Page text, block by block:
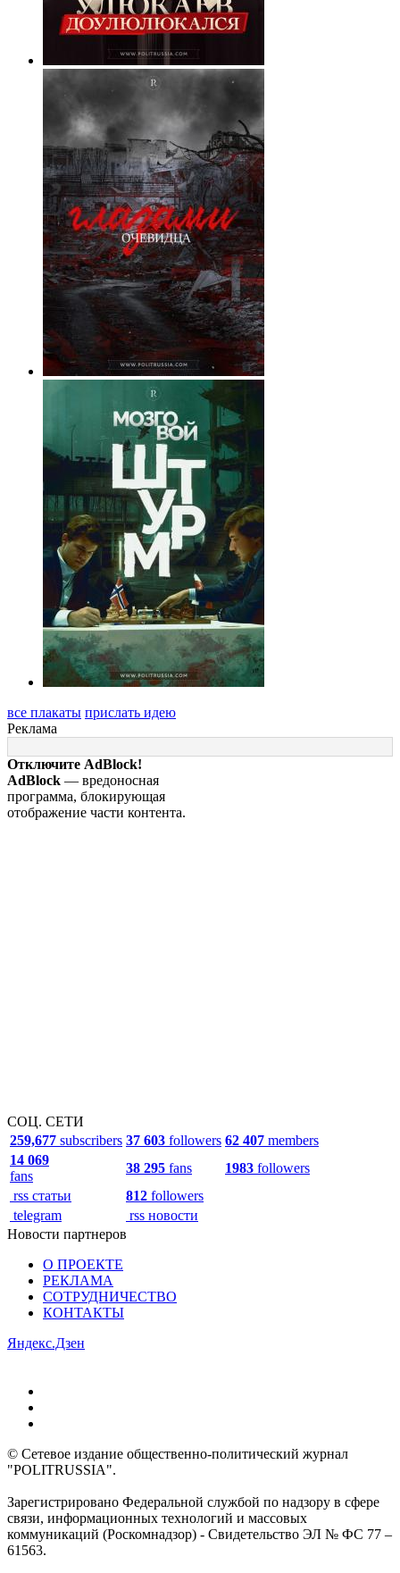
все плакаты прислать идею
Реклама
Отключите AdBlock!
AdBlock — вредоносная
программа, блокирующая
отображение части контента.
СОЦ. СЕТИ
259,677 subscribers 37 603 followers 62 407 members
14 069
fans
38 295 fans 1983 followers
rss статьи
812 followers
telegram
rss новости
Новости партнеров
О ПРОЕКТЕ
РЕКЛАМА
СОТРУДНИЧЕСТВО
КОНТАКТЫ
Яндекс.Дзен
© Сетевое издание общественно-политический журнал
"POLITRUSSIA".
Зарегистрировано Федеральной службой по надзору в сфере
связи, информационных технологий и массовых
коммуникаций (Роскомнадзор) - Свидетельство ЭЛ № ФС 77 –
61563.